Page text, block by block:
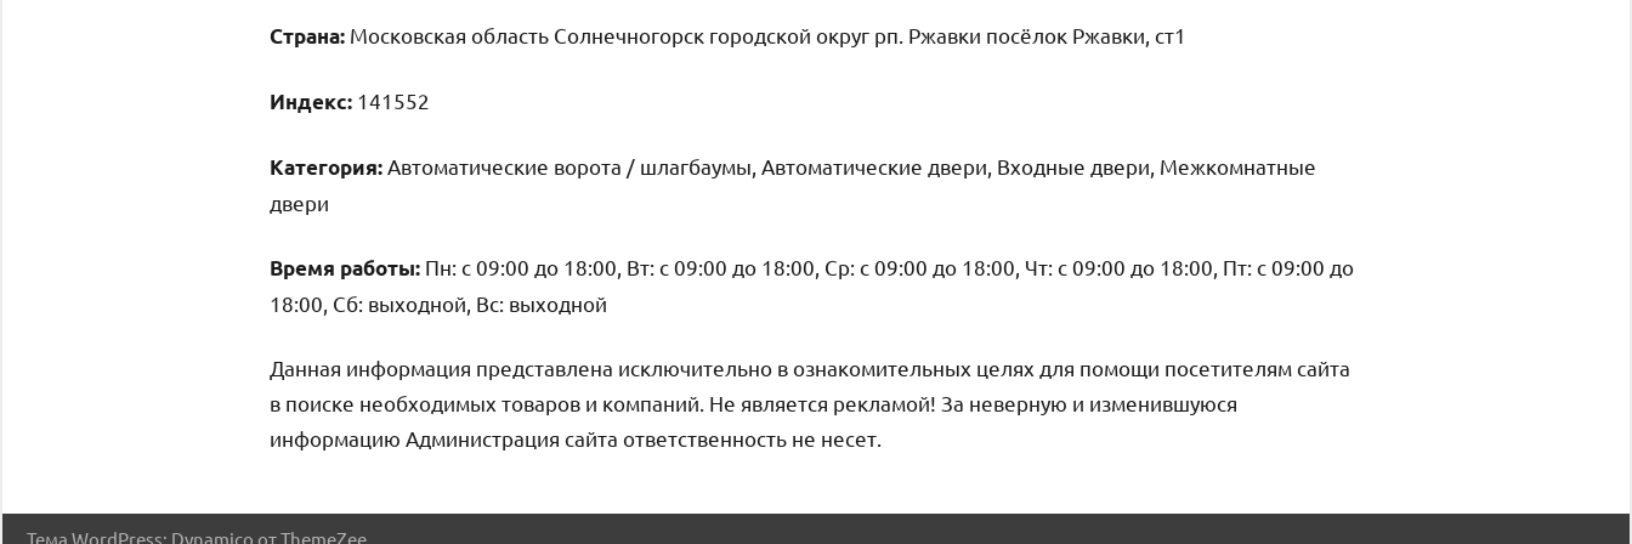
Страна: Московская область Солнечногорск городской округ рп. Ржавки посёлок Ржавки, ст1
Индекс: 141552
Категория: Автоматические ворота / шлагбаумы, Автоматические двери, Входные двери, Межкомнатные
двери
Время работы: Пн: с 09:00 до 18:00, Вт: с 09:00 до 18:00, Ср: с 09:00 до 18:00, Чт: с 09:00 до 18:00, Пт: с 09:00 до
18:00, Сб: выходной, Вс: выходной
Данная информация представлена исключительно в ознакомительных целях для помощи посетителям сайта
в поиске необходимых товаров и компаний. Не является рекламой! За неверную и изменившуюся
информацию Администрация сайта ответственность не несет.
Тема WordPress: Dynamico от ThemeZee.